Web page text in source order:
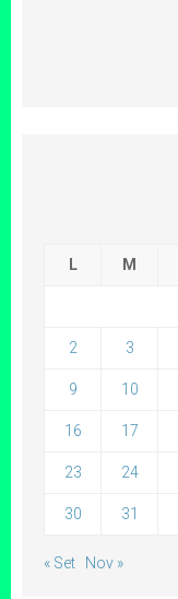
L M
2 3
9 10
16 17
23 24
30 31
« Set Nov »